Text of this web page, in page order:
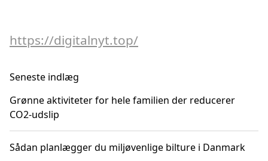
https://digitalnyt.top/
Seneste indlæg
Grønne aktiviteter for hele familien der reducerer
CO2-udslip
Sådan planlægger du miljøvenlige bilture i Danmark